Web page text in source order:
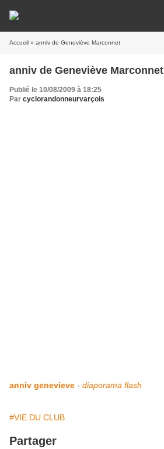
Accueil » anniv de Geneviève Marconnet
anniv de Geneviève Marconnet
Publié le 10/08/2009 à 18:25
Par cyclorandonneurvarçois
anniv genevieve - diaporama flash
#VIE DU CLUB
Partager